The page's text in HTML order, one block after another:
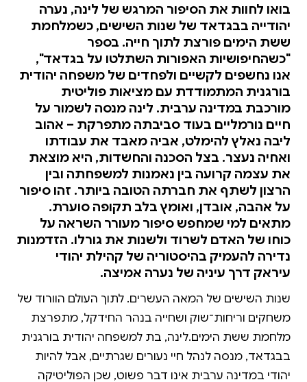
בואו לחוות את הסיפור המרגש של לינה, נערה
יהודייה בבגדאד של שנות השישים, כשמלחמת
ששת הימים פורצת לתוך חייה. בספר
"כשהחיפושיות האפורות השתלטו על בגדאד",
אנו נחשפים לקשיים ולפחדים של משפחה יהודית
בורגנית המתמודדת עם מציאות פוליטית
מורכבת במדינה ערבית. לינה מנסה לשמור על
חיים נורמליים בעוד סביבתה מתפרקת – אהוב
ליבה נאלץ להימלט, אביה מאבד את עבודתו
ואחיה נעצר. בצל הסכנה והחשדות, היא מוצאת
את עצמה קרועה בין נאמנות למשפחתה ובין
הרצון לשתף את חברתה הטובה ביותר. זהו סיפור
על אהבה, אובדן, ואומץ בלב תקופה סוערת.
מתאים למי שמחפש סיפור מעורר השראה על
כוחו של האדם לשרוד ולשנות את גורלו. הזדמנות
נדירה להעמיק בהיסטוריה של קהילת יהודי
עיראק דרך עיניה של נערה אמיצה.
שנות השישים של המאה העשרים. לתוך העולם הוורוד של
משחקים וריחות־שוק ושחייה בנהר החידקל, מתפרצת
מלחמת ששת הימים.לינה, בת למשפחה יהודית בורגנית
בבגדאד, מנסה לנהל חיי נעורים שגרתיים, אבל להיות
יהודי במדינה ערבית אינו דבר פשוט, שכן הפוליטיקה